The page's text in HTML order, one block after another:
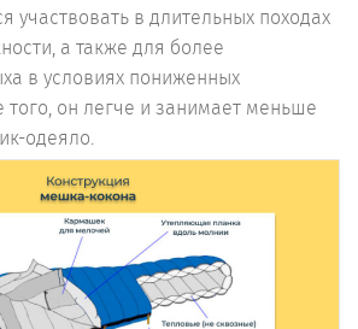
участвовать в длительных походах
а также для более
в условиях пониженных
того, он легче и занимает меньше
одеяло.